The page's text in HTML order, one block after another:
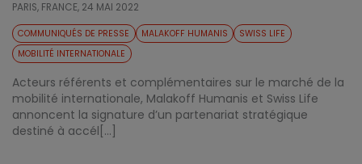
PARIS, FRANCE, 24 MAI 2022
COMMUNIQUÉS DE PRESSE MALAKOFF HUMANIS
SWISS LIFE
MOBILITÉ INTERNATIONALE
Acteurs référents et complémentaires sur le marché de la
mobilité internationale, Malakoff Humanis et Swiss Life
annoncent la signature d’un partenariat stratégique
destiné à accél[...]